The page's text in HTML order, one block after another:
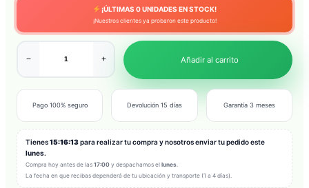
¡ÚLTIMAS0UNIDADES EN STOCK!
¡Nuestros clientes ya probaron este producto!
− + Añadir al carrito
Pago 100% seguro Devolución 15 días Garantía 3 meses
Tienes15:16:11para realizar tu compra y nosotros enviar tu pedido este
lunes.
Compra hoy antes de las 17:00 y despachamos el lunes
La fecha en que recibas dependerá de tu ubicación y transporte (1 a 4 días).